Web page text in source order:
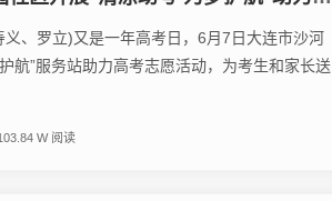
罗立)又是一年高考日，6月7日大连市沙河
航”服务站助力高考志愿活动，为考生和家长送
W 阅读